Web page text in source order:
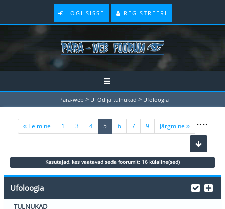
LOGI SISSE REGISTREERI
Para-web > UFOd ja tulnukad > Ufoloogia
Eelmine 1 ...
3 4 5 (current)
6 7 ...
9 Järgmine
Kasutajad, kes vaatavad seda foorumit: 16 külaline(sed)
Ufoloogia
TULNUKAD